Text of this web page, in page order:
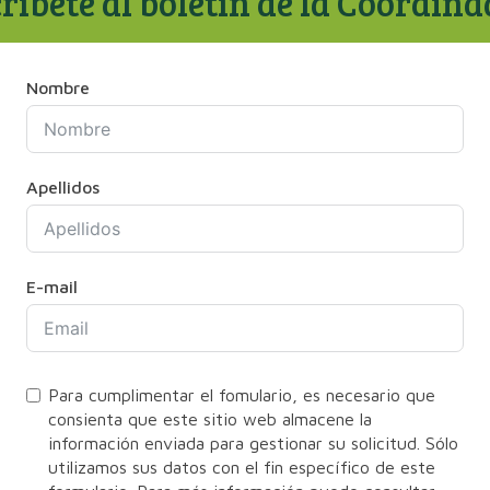
Nombre
Apellidos
E-mail
Para cumplimentar el fomulario, es necesario que
consienta que este sitio web almacene la
información enviada para gestionar su solicitud. Sólo
utilizamos sus datos con el fin específico de este